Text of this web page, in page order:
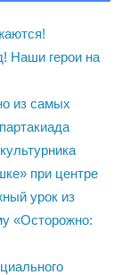
Наши герои на
из самых
при центре
урок из
«Осторожно: